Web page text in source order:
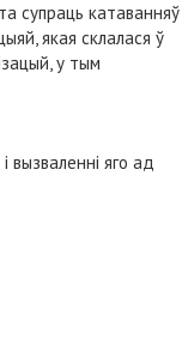
супраць катаванняў
якая склалася ў
у тым
вызваленні яго ад